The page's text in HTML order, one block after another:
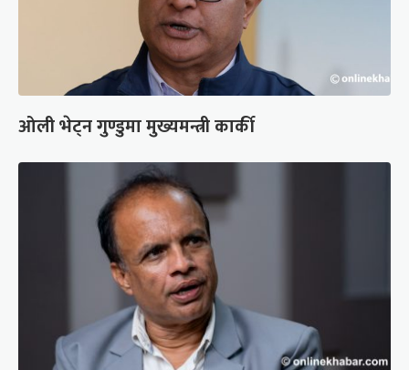
ओली भेट्न गुण्डुमा मुख्यमन्त्री कार्की